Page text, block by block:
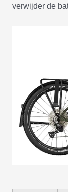
verwijder de